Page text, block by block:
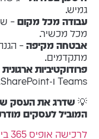
גמיש.
עבודה מכל מקום–
מכל מכשיר.
אבטחה מקיפה–
מתקדמים.
פרודוקטיביות ארגונית
Teams ו-SharePoint.
💡
המוביל לעסקים